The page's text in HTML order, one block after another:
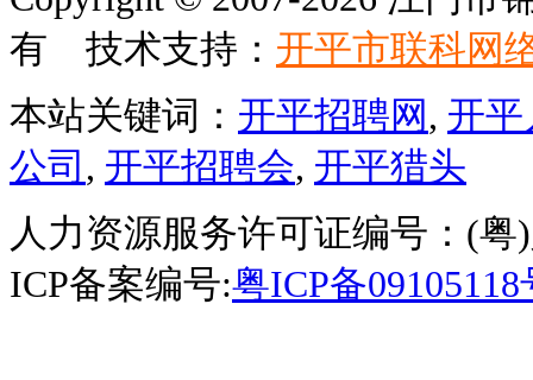
有 技术支持： 开平市联科网
本站关键词： 开平招聘网 , 开
公司 , 开平招聘会, 开平猎头
人力资源服务许可证编号：(
ICP备案编号:粤ICP备09105118